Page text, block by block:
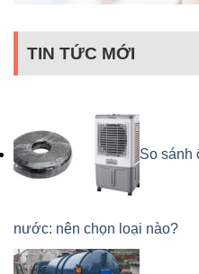
TIN TỨC MỚI
So sánh
nước: nên chọn loại nào?